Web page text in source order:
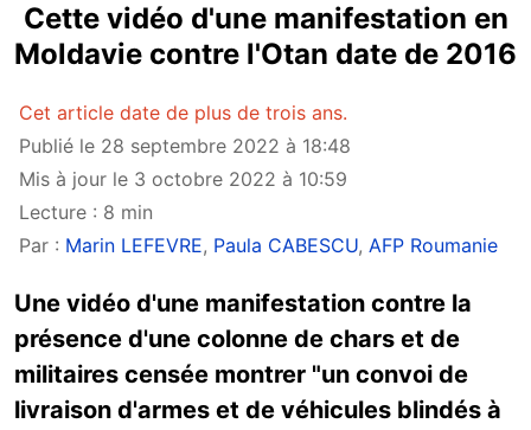
Cette vidéo d'une manifestation en
Moldavie contre l'Otan date de 2016
Cet article date de plus de trois ans.
Publié le 28 septembre 2022 à 18:48
Mis à jour le 3 octobre 2022 à 10:59
Lecture : 8 min
Par : Marin LEFEVRE, Paula CABESCU, AFP Roumanie
Une vidéo d'une manifestation contre la
présence d'une colonne de chars et de
militaires censée montrer "un convoi de
livraison d'armes et de véhicules blindés à